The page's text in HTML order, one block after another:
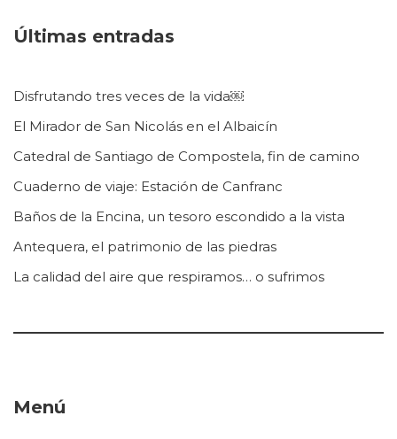
Últimas entradas
Disfrutando tres veces de la vida￼
El Mirador de San Nicolás en el Albaicín
Catedral de Santiago de Compostela, fin de camino
Cuaderno de viaje: Estación de Canfranc
Baños de la Encina, un tesoro escondido a la vista
Antequera, el patrimonio de las piedras
La calidad del aire que respiramos… o sufrimos
Menú